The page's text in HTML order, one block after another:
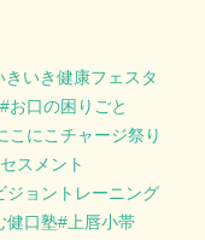
きいき健康フェスタ
お口の困りごと
こにこチャージ祭り
スメント
ジョントレーニング
健口塾
上唇小帯